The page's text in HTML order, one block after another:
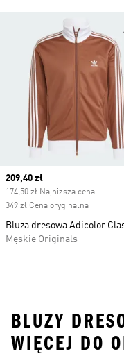
Current price
209,40 zł
174,50 zł Najniższa cena
349 zł Cena oryginalna
Bluza dresowa Adicolor
Męskie Originals
BLUZY
WIĘCEJ DO